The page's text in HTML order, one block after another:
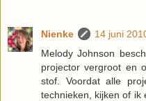
Nienke
14 juni
Melody Johnson
projector vergroot en
stof. Voordat alle
technieken, kijken of ik